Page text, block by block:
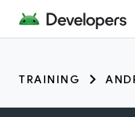
TRAINING